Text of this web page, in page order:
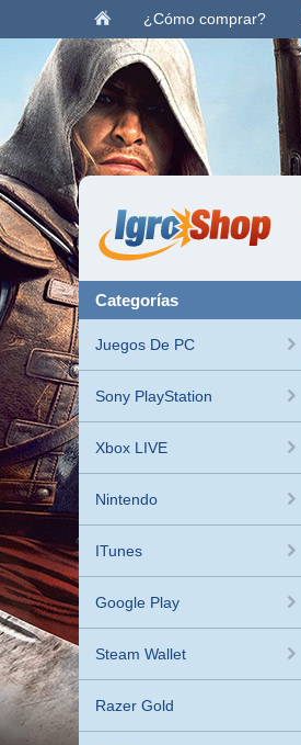
¿Cómo comprar?
categorías
Juegos De PC
Sony PlayStation
Xbox LIVE
Nintendo
ITunes
Google Play
Steam Wallet
Razer Gold